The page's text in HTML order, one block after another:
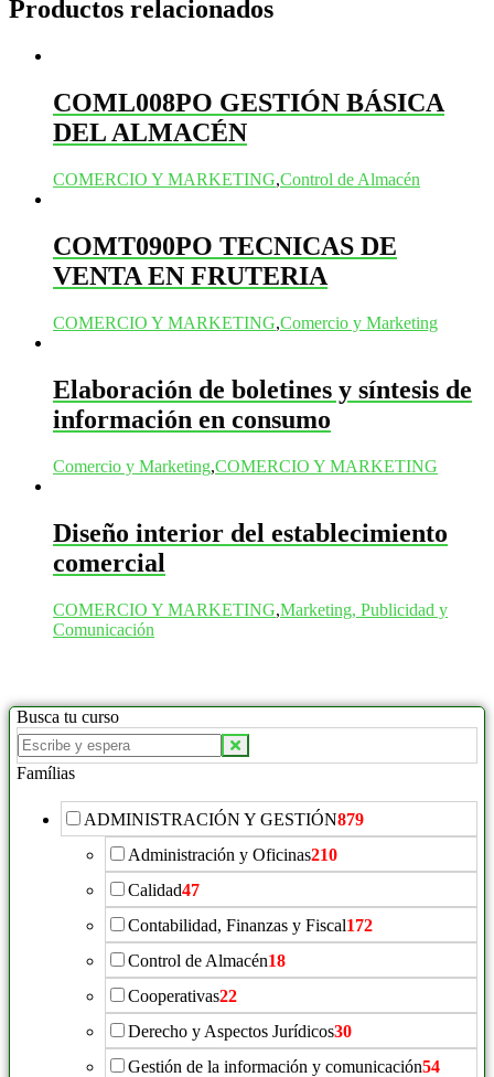
Productos relacionados
COML008PO GESTIÓN BÁSICA
DEL ALMACÉN
COMERCIO Y MARKETING,Control de Almacén
COMT090PO TECNICAS DE
VENTA EN FRUTERIA
COMERCIO Y MARKETING,Comercio y Marketing
Elaboración de boletines y síntesis de
información en consumo
Comercio y Marketing,COMERCIO Y MARKETING
Diseño interior del establecimiento
comercial
COMERCIO Y MARKETING,Marketing, Publicidad y
Comunicación
Busca tu curso
Buscar
productos:
Famílias
ADMINISTRACIÓN Y GESTIÓN879
Administración y Oficinas210
Calidad47
Contabilidad, Finanzas y Fiscal172
Control de Almacén18
Cooperativas22
Derecho y Aspectos Jurídicos30
Gestión de la información y comunicación54